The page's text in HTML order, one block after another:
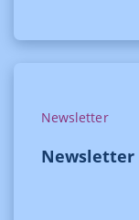
Newsletter
Newsletter